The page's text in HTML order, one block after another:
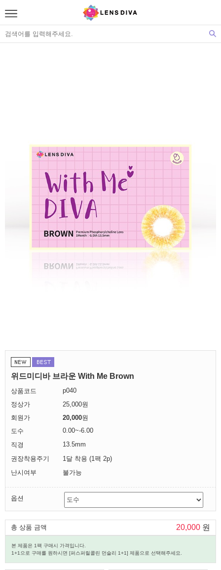
위드미디바 브라운 With Me Brown
상품코드
p040
정상가
25,000원
회원가
20,000원
도수
0.00~-6.00
직경
13.5mm
권장착용주기
1달 착용 (1팩 2p)
난시여부
불가능
옵션
총 상품 금액 20,000원
본 제품은 1팩 구매시 가격입니다.
1+1으로 구매를 원하시면 [퍼스퍼릴콜린 먼슬리 1+1] 제품으로 선택해주세요.